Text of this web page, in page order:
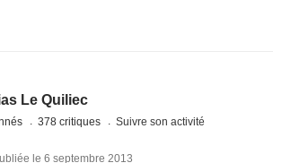
Le Quiliec
378 critiques Suivre son activité
le 6 septembre 2013